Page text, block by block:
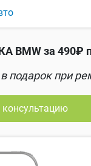
BMW за 490₽
подарок при
консультацию